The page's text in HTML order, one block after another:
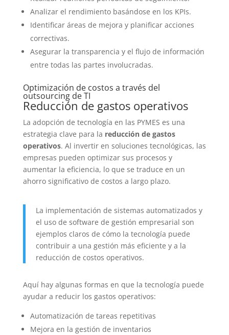
Analizar el rendimiento basándose en los KPIs.
Identificar áreas de mejora y planificar acciones
correctivas.
Asegurar la transparencia y el flujo de información
entre todas las partes involucradas.
Optimización de costos a través del
outsourcing de TI
Reducción de gastos operativos
La adopción de tecnología en las PYMES es una
estrategia clave para la reducción de gastos
operativos. Al invertir en soluciones tecnológicas, las
empresas pueden optimizar sus procesos y
aumentar la eficiencia, lo que se traduce en un
ahorro significativo de costos a largo plazo.
La implementación de sistemas automatizados y
el uso de software de gestión empresarial son
ejemplos claros de cómo la tecnología puede
contribuir a una gestión más eficiente y a la
reducción de costos operativos.
Aquí hay algunas formas en que la tecnología puede
ayudar a reducir los gastos operativos:
Automatización de tareas repetitivas
Mejora en la gestión de inventarios